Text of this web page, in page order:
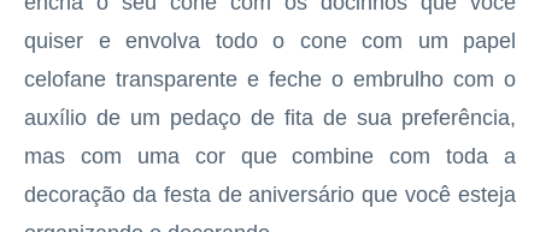
quiser e envolva todo o cone com um papel
celofane transparente e feche o embrulho com o
auxílio de um pedaço de fita de sua preferência,
mas com uma cor que combine com toda a
decoração da festa de aniversário que você esteja